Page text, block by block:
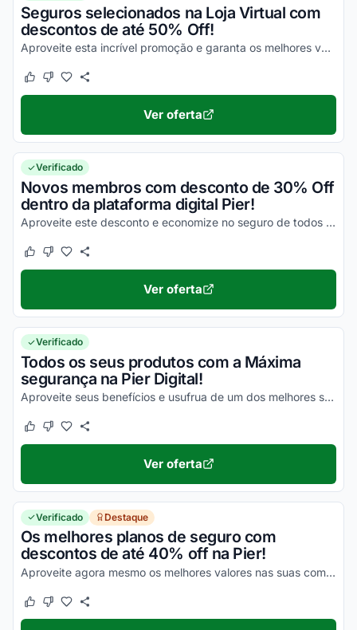
Seguros selecionados na Loja Virtual com
descontos de até 50% Off!
Aproveite esta incrível promoção e garanta os melhores valores nos seus produtos agora mesmo!
Este cupom funcionou
Este cupom não funcionou
Ver oferta
Verificado
Novos membros com desconto de 30% Off
dentro da plataforma digital Pier!
Aproveite este desconto e economize no seguro de todos os seus produtos!
Este cupom funcionou
Este cupom não funcionou
Ver oferta
Verificado
Todos os seus produtos com a Máxima
segurança na Pier Digital!
Aproveite seus benefícios e usufrua de um dos melhores seguros digitais do mercado!
Este cupom funcionou
Este cupom não funcionou
Ver oferta
Verificado Destaque
Os melhores planos de seguro com
descontos de até 40% off na Pier!
Aproveite agora mesmo os melhores valores nas suas compras e economize nos seus seguros!
Este cupom funcionou
Este cupom não funcionou